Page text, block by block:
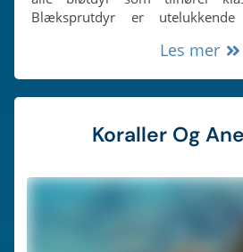
Blæksprutdyr er
evne til å sprute blekk når de blir
Les mer
Koraller Og